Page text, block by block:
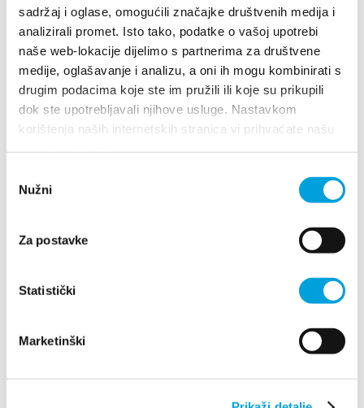
sadržaj i oglase, omogućili značajke društvenih medija i
analizirali promet. Isto tako, podatke o vašoj upotrebi
naše web-lokacije dijelimo s partnerima za društvene
medije, oglašavanje i analizu, a oni ih mogu kombinirati s
drugim podacima koje ste im pružili ili koje su prikupili
dok ste upotrebljavali njihove usluge. Nastavkom
korištenja naših internetskih stranica vi prihvaćate našu
pristanka
Nužni
Za postavke
Statistički
Marketinški
Safe in Dalmatia
de
+385 21 227 933
Richtungen
Villa Nika, Kamberovo šetalište 30
21216 Kaštel Stari, Hrvatska
Richtungen
Was kann man machen